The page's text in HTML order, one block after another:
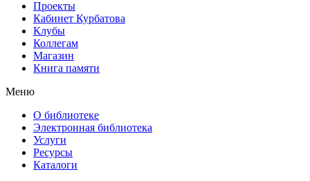
Проекты
Кабинет Курбатова
Клубы
Коллегам
Магазин
Книга памяти
Меню
О библиотеке
Электронная библиотека
Услуги
Ресурсы
Каталоги